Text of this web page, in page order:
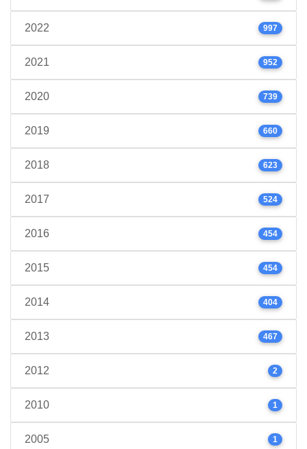
2022 997
2021 952
2020 739
2019 660
2018 623
2017 524
2016 454
2015 454
2014 404
2013 467
2012 2
2010 1
2005 1